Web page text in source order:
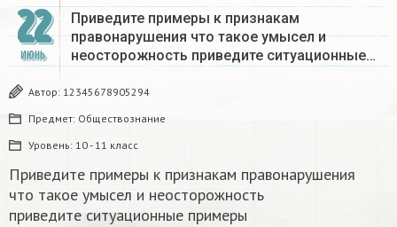
22
ИЮНЬ
Приведите примеры к признакам
правонарушения что такое умысел и
неосторожность приведите ситуационные…
Автор: 12345678905294
Предмет: Обществознание
Уровень: 10 - 11 класс
Приведите примеры к признакам правонарушения
что такое умысел и неосторожность
приведите ситуационные примеры